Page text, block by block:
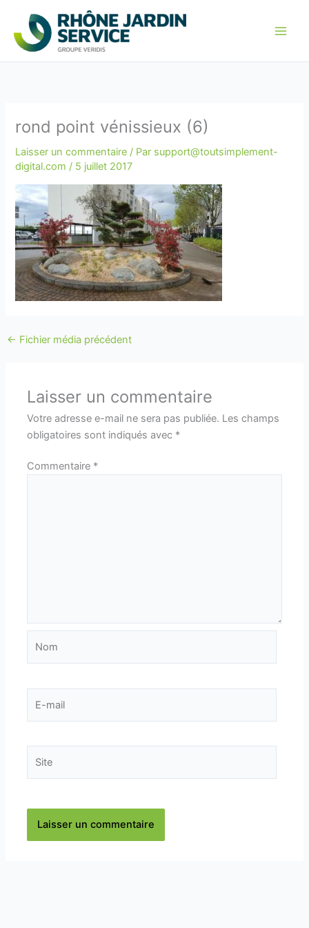
Panneau de gestion des cookies
contenu
rond point vénissieux (6)
Laisser un commentaire / Par support@toutsimplement-
digital.com / 5 juillet 2017
← Fichier média précédent
Laisser un commentaire
Votre adresse e-mail ne sera pas publiée. Les champs
obligatoires sont indiqués avec *
Commentaire *
mail